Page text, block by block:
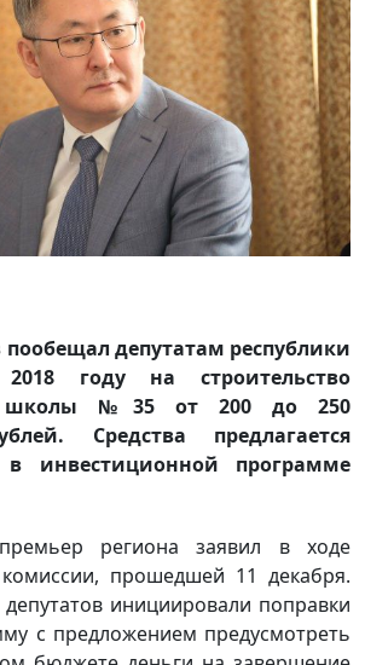
депутатам республики
году на строительство
школы №35 от 200 до 250
Средства предлагается
в инвестиционной программе
региона заявил в ходе
комиссии, прошедшей 11 декабря.
депутатов инициировали поправки
с предложением предусмотреть